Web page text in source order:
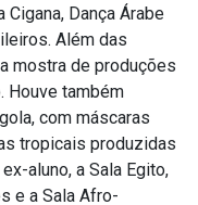
Cigana, Dança Árabe
Além das
mostra de produções
Houve também
com máscaras
tropicais produzidas
aluno, a Sala Egito,
e a Sala Afro-